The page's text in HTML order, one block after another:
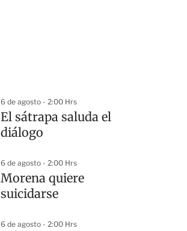
6 de agosto - 2:00 Hrs
El sátrapa saluda el
diálogo
6 de agosto - 2:00 Hrs
Morena quiere
suicidarse
6 de agosto - 2:00 Hrs